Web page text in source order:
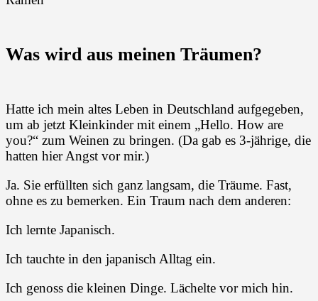
Was wird aus meinen Träumen?
Hatte ich mein altes Leben in Deutschland aufgegeben,
um ab jetzt Kleinkinder mit einem „Hello. How are
you?“ zum Weinen zu bringen. (Da gab es 3-jährige, die
hatten hier Angst vor mir.)
Ja. Sie erfüllten sich ganz langsam, die Träume. Fast,
ohne es zu bemerken. Ein Traum nach dem anderen:
Ich lernte Japanisch.
Ich tauchte in den japanisch Alltag ein.
Ich genoss die kleinen Dinge. Lächelte vor mich hin.